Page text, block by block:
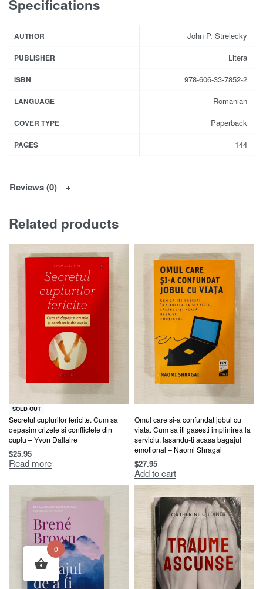
Specifications
AUTHOR John P. Strelecky
PUBLISHER Litera
ISBN 978-606-33-7852-2
LANGUAGE Romanian
COVER TYPE Paperback
PAGES 144
Reviews (0)
Related products
SOLD OUT
Secretul cuplurilor fericite. Cum sa
depasim crizele si conflictele din
cuplu – Yvon Dallaire
$25.95
Read more
Omul care si-a confundat jobul cu
viata. Cum sa iti gasesti implinirea la
serviciu, lasandu-ti acasa bagajul
emotional – Naomi Shragai
$27.95
Add to cart
0